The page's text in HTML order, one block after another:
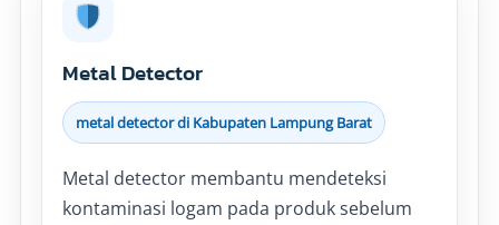
Metal Detector
metal detector di Kabupaten Lampung Barat
Metal detector membantu mendeteksi
kontaminasi logam pada produk sebelum